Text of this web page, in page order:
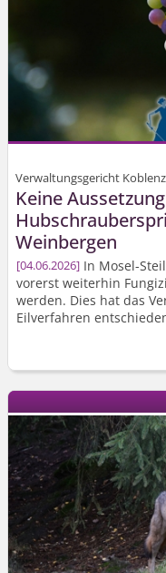
Verwaltungsgericht Koblenz
Keine
Weinbergen
04.06.2026 In Mosel-
vorerst weiterhin
werden. Dies hat das
Eilverfahren